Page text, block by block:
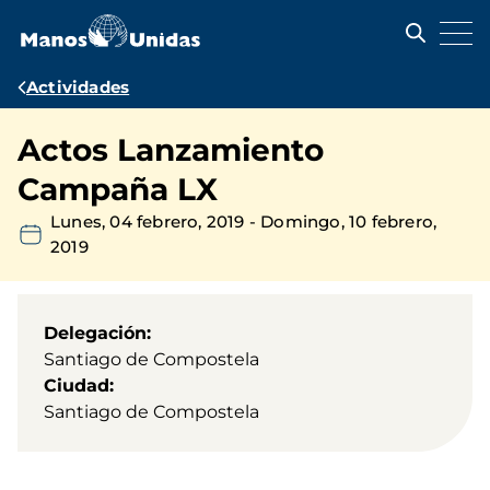
contenido
Ruta
navegación
Actividades
Actos Lanzamiento
Campaña LX
Lunes, 04 febrero, 2019 - Domingo, 10 febrero,
2019
Delegación
Santiago de Compostela
Ciudad
Santiago de Compostela